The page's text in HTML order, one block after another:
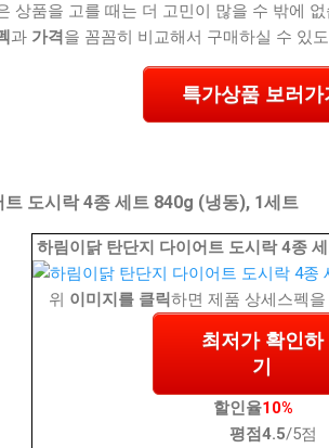
상품을 고를 때는 더 고민이 많을 수 밖에 없
과 가격 을 꼼꼼히 비교해서 구매하실 수 있
특가상품 보러가
도시락 4종 세트 840g (냉동), 1세트
하림이닭 탄단지 다이어트 도시락 4종
위 이미지를 클릭하면 제품 상세스펙
최저가 확인하
기
할인율10%
평점4.5/5점